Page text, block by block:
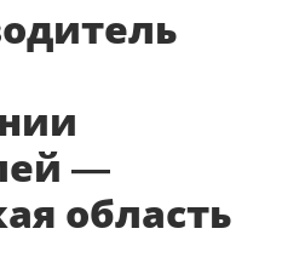
—
область